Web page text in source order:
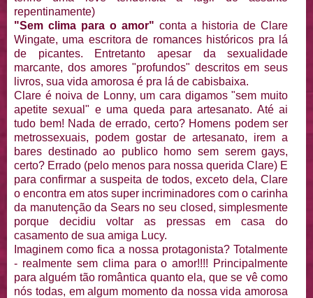
repentinamente)
"Sem clima para o amor" conta a historia de Clare
Wingate, uma escritora de romances históricos pra lá
de picantes. Entretanto apesar da sexualidade
marcante, dos amores "profundos" descritos em seus
livros, sua vida amorosa é pra lá de cabisbaixa.
Clare é noiva de Lonny, um cara digamos "sem muito
apetite sexual" e uma queda para artesanato. Até ai
tudo bem! Nada de errado, certo? Homens podem ser
metrossexuais, podem gostar de artesanato, irem a
bares destinado ao publico homo sem serem gays,
certo? Errado (pelo menos para nossa querida Clare) E
para confirmar a suspeita de todos, exceto dela, Clare
o encontra em atos super incriminadores com o carinha
da manutenção da Sears no seu closed, simplesmente
porque decidiu voltar as pressas em casa do
casamento de sua amiga Lucy.
Imaginem como fica a nossa protagonista? Totalmente
- realmente sem clima para o amor!!!! Principalmente
para alguém tão romântica quanto ela, que se vê como
nós todas, em algum momento da nossa vida amorosa